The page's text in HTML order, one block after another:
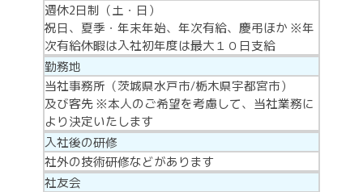
週休2日制（土・日）
祝日、夏季・年末年始、年次有給、慶弔ほか ※年
次有給休暇は入社初年度は最大１０日支給
勤務地
当社事務所（茨城県水戸市/栃木県宇都宮市）
及び客先 ※本人のご希望を考慮して、当社業務に
より決定いたします
入社後の研修
社外の技術研修などがあります
社友会